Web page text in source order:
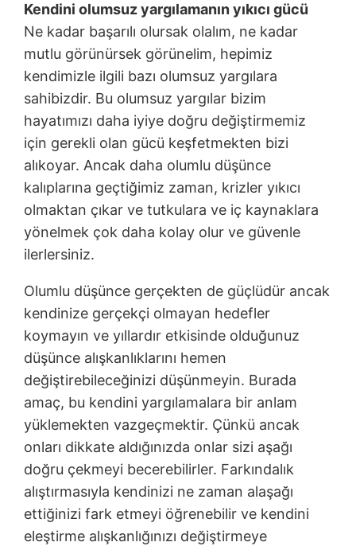
Kendini olumsuz yargılamanın yıkıcı gücü
Ne kadar başarılı olursak olalım, ne kadar
mutlu görünürsek görünelim, hepimiz
kendimizle ilgili bazı olumsuz yargılara
sahibizdir. Bu olumsuz yargılar bizim
hayatımızı daha iyiye doğru değiştirmemiz
için gerekli olan gücü keşfetmekten bizi
alıkoyar. Ancak daha olumlu düşünce
kalıplarına geçtiğimiz zaman, krizler yıkıcı
olmaktan çıkar ve tutkulara ve iç kaynaklara
yönelmek çok daha kolay olur ve güvenle
ilerlersiniz.
Olumlu düşünce gerçekten de güçlüdür ancak
kendinize gerçekçi olmayan hedefler
koymayın ve yıllardır etkisinde olduğunuz
düşünce alışkanlıklarını hemen
değiştirebileceğinizi düşünmeyin. Burada
amaç, bu kendini yargılamalara bir anlam
yüklemekten vazgeçmektir. Çünkü ancak
onları dikkate aldığınızda onlar sizi aşağı
doğru çekmeyi becerebilirler. Farkındalık
alıştırmasıyla kendinizi ne zaman alaşağı
ettiğinizi fark etmeyi öğrenebilir ve kendini
eleştirme alışkanlığınızı değiştirmeye